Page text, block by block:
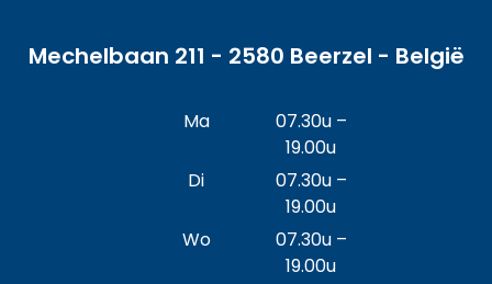
Mechelbaan 211 - 2580 Beerzel - België
Ma
07.30u –
19.00u
Di
07.30u –
19.00u
Wo
07.30u –
19.00u